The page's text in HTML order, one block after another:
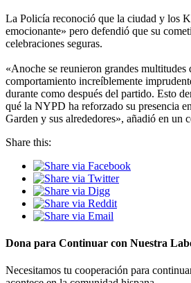
La Policía reconoció que la ciudad y los
emocionante» pero defendió que su
celebraciones seguras.
«Anoche se reunieron grandes multitudes
comportamiento increíblemente
durante como después del partido. Esto
qué la NYPD ha reforzado su presencia
Garden y sus alrededores», añadió en un
Share this:
Dona para Continuar con Nuestra
Necesitamos tu cooperación para